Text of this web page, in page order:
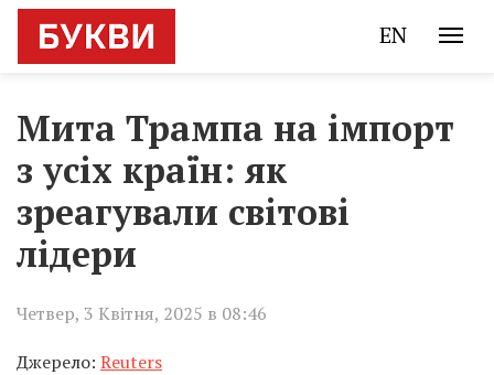
EN
Мита Трампа на імпорт
з усіх країн: як
зреагували світові
лідери
Четвер, 3 Квітня, 2025 в 08:46
Джерело: Reuters